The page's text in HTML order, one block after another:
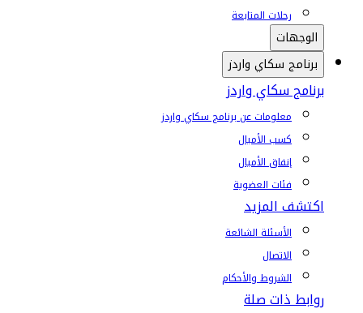
رحلات المتابعة
الوجهات
برنامج سكاي واردز
برنامج سكاي واردز
معلومات عن برنامج سكاي واردز
كسب الأميال
إنفاق الأميال
فئات العضوية
اكتشف المزيد
الأسئلة الشائعة
الاتصال
الشروط والأحكام
روابط ذات صلة